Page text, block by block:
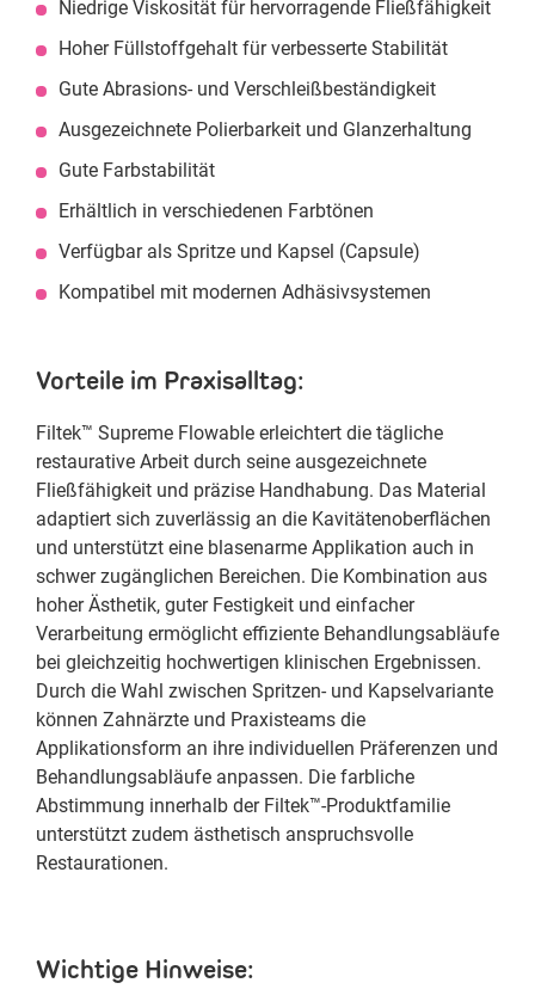
Niedrige Viskosität für hervorragende Fließfähigkeit
Hoher Füllstoffgehalt für verbesserte Stabilität
Gute Abrasions- und Verschleißbeständigkeit
Ausgezeichnete Polierbarkeit und Glanzerhaltung
Gute Farbstabilität
Erhältlich in verschiedenen Farbtönen
Verfügbar als Spritze und Kapsel (Capsule)
Kompatibel mit modernen Adhäsivsystemen
Vorteile im Praxisalltag:
Filtek™ Supreme Flowable erleichtert die tägliche
restaurative Arbeit durch seine ausgezeichnete
Fließfähigkeit und präzise Handhabung. Das Material
adaptiert sich zuverlässig an die Kavitätenoberflächen
und unterstützt eine blasenarme Applikation auch in
schwer zugänglichen Bereichen. Die Kombination aus
hoher Ästhetik, guter Festigkeit und einfacher
Verarbeitung ermöglicht effiziente Behandlungsabläufe
bei gleichzeitig hochwertigen klinischen Ergebnissen.
Durch die Wahl zwischen Spritzen- und Kapselvariante
können Zahnärzte und Praxisteams die
Applikationsform an ihre individuellen Präferenzen und
Behandlungsabläufe anpassen. Die farbliche
Abstimmung innerhalb der Filtek™-Produktfamilie
unterstützt zudem ästhetisch anspruchsvolle
Restaurationen.
Wichtige Hinweise: